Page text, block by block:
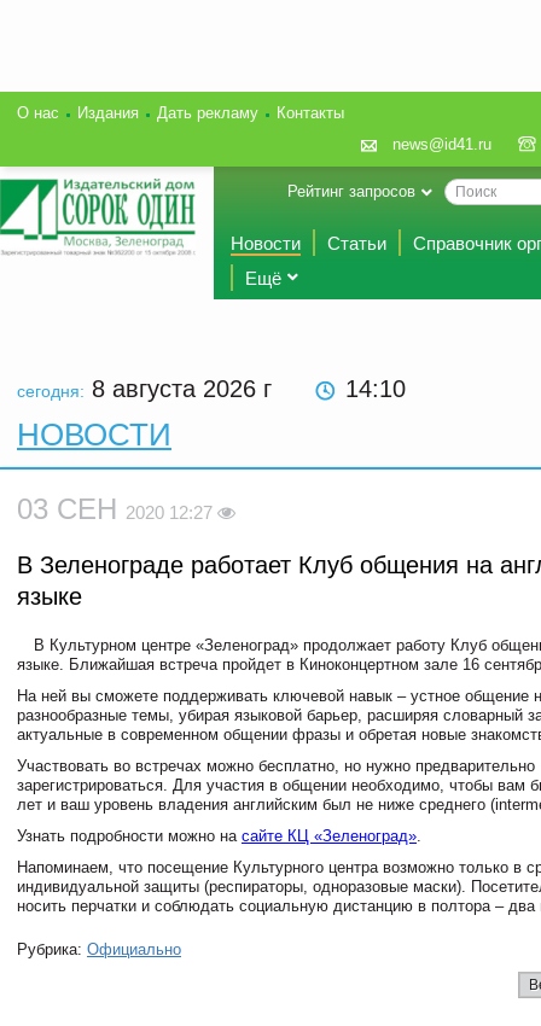
О нас Издания Дать рекламу
Контакты
news@id41.ru
Рейтинг запросов
Новости Статьи
Справочник
Ещё
сегодня: 8 августа 2026 г 14:10
НОВОСТИ
03 СЕН 2020 12:27
В Зеленограде работает Клуб общения на
языке
В Культурном центре «Зеленоград» продолжает работу Клуб
языке. Ближайшая встреча пройдет в Киноконцертном зале 16
На ней вы сможете поддерживать ключевой навык – устное общение
разнообразные темы, убирая языковой барьер, расширяя словарный
актуальные в современном общении фразы и обретая новые
Участвовать во встречах можно бесплатно, но нужно предварительно
зарегистрироваться. Для участия в общении необходимо, чтобы вам
лет и ваш уровень владения английским был не ниже среднего (i
Узнать подробности можно на сайте КЦ «Зеленоград»
Напоминаем, что посещение Культурного центра возможно только в
индивидуальной защиты (респираторы, одноразовые маски).
носить перчатки и соблюдать социальную дистанцию в полтора – два
Рубрика: Официально